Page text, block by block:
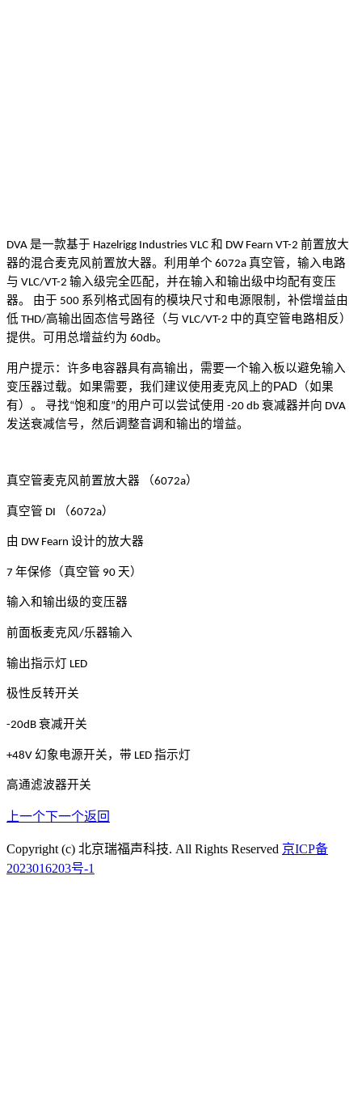
DVA 是一款基于 Hazelrigg Industries VLC 和 DW Fearn VT-2 前置放大
器的混合麦克风前置放大器。利用单个 6072a 真空管，输入电路
与 VLC/VT-2 输入级完全匹配，并在输入和输出级中均配有变压
器。
由于 500 系列格式固有的模块尺寸和电源限制，补偿增益由
低 THD/高输出固态信号路径（与 VLC/VT-2 中的真空管电路相反）
提供。可用总增益约为 60db。
用户提示：许多电容器具有高输出，需要一个输入板以避免输入
变压器过载。如果需要，我们建议使用麦克风上的PAD（如果
有）。
寻找“饱和度”的用户可以尝试使用 -20 db 衰减器并向 DVA
发送衰减信号，然后调整音调和输出的增益。
真空管麦克风前置放大器 （6072a）
真空管 DI （6072a）
由 DW Fearn 设计的放大器
7 年保修（真空管 90 天）
输入和输出级的变压器
前面板麦克风/乐器输入
输出指示灯 LED
极性反转开关
-20dB 衰减开关
+48V 幻象电源开关，带 LED 指示灯
高通滤波器开关
上一个下一个返回
Copyright (c) 北京瑞福声科技. All Rights Reserved 京ICP备
2023016203号-1